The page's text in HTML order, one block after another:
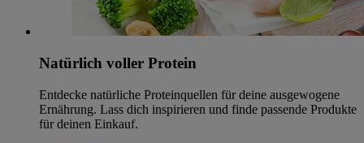
Natürlich voller Protein
Entdecke natürliche Proteinquellen für deine ausgewogene
Ernährung. Lass dich inspirieren und finde passende Produkte
für deinen Einkauf.